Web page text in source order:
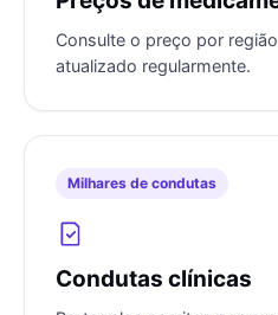
Consulte o preço por
atualizado regularmente.
Milhares de condutas
Condutas clínicas